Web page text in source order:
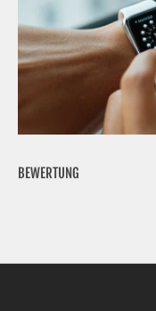
BEWERTUNG